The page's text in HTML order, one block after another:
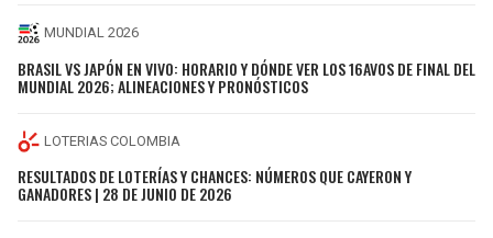
MUNDIAL 2026
BRASIL VS JAPÓN EN VIVO: HORARIO Y DÓNDE VER LOS 16AVOS DE FINAL DEL
MUNDIAL 2026; ALINEACIONES Y PRONÓSTICOS
LOTERIAS COLOMBIA
RESULTADOS DE LOTERÍAS Y CHANCES: NÚMEROS QUE CAYERON Y
GANADORES | 28 DE JUNIO DE 2026